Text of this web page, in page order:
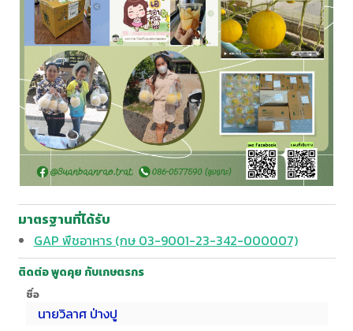
มาตรฐานที่ได้รับ
GAP พืชอาหาร (กษ 03-9001-23-342-000007)
ติดต่อ พูดคุย กับเกษตรกร
ชื่อ
นายวิลาศ ป่างปู